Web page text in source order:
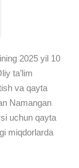
2025 yil 10
ta’lim
va qayta
Namangan
uchun qayta
miqdorlarda